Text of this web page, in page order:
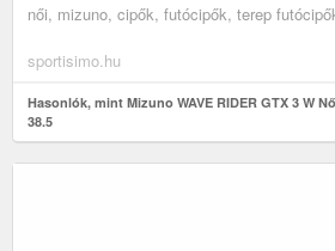
női, mizuno, cipők, futócipők, terep
sportisimo.hu
Hasonlók, mint Mizuno WAVE RIDER GTX 3 W
38.5